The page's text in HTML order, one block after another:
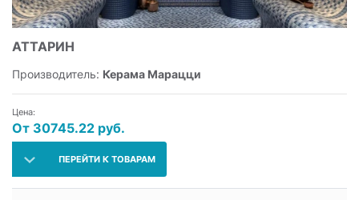
АТТАРИН
Производитель: Керама Марацци
Цена:
От 30745.22 руб.
ПЕРЕЙТИ К ТОВАРАМ